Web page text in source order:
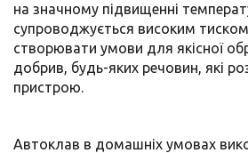
на значному підвищенні
супроводжується високим
створювати умови для якісної
добрив, будь-яких речовин, які
пристрою.
Автоклав в домашніх умовах